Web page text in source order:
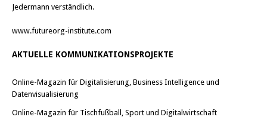
Jedermann verständlich.
www.futureorg-institute.com
AKTUELLE KOMMUNIKATIONSPROJEKTE
Online-Magazin für Digitalisierung, Business Intelligence und
Datenvisualisierung
Online-Magazin für Tischfußball, Sport und Digitalwirtschaft